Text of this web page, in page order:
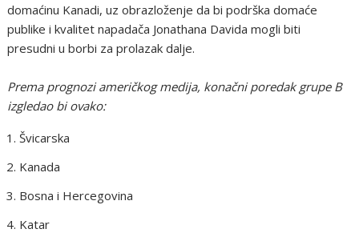
domaćinu Kanadi, uz obrazloženje da bi podrška domaće
publike i kvalitet napadača Jonathana Davida mogli biti
presudni u borbi za prolazak dalje.
Prema prognozi američkog medija, konačni poredak grupe B
izgledao bi ovako:
Švicarska
Kanada
Bosna i Hercegovina
Katar